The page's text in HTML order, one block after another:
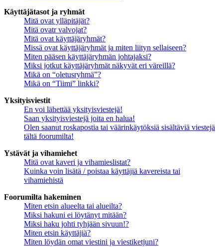
Käyttäjätasot ja ryhmät
Mitä ovat ylläpitäjät?
Mitä ovatr valvojat?
Mitä ovat käyttäjäryhmät?
Missä ovat käyttäjäryhmät ja miten liityn sellaiseen?
Miten pääsen käyttäjäryhmän johtajaksi?
Miksi jotkut käyttäjäryhmät näkyvät eri väreillä?
Mikä on “oletusryhmä”?
Mikä on “Tiimi” linkki?
Yksityisviestit
En voi lähettää yksityisviestejä!
Saan yksityisviestejä joita en halua!
Olen saanut roskapostia tai väärinkäytöksiä sisältäviä viestejä
tältä foorumilta!
Ystävät ja vihamiehet
Mitä ovat kaveri ja vihamieslistat?
Kuinka voin lisätä / poistaa käyttäjiä kavereista tai
vihamiehistä
Foorumilta hakeminen
Miten etsin alueelta tai alueilta?
Miksi hakuni ei löytänyt mitään?
Miksi haku johti tyhjään sivuun!?
Miten etsin käyttäjiä?
Miten löydän omat viestini ja viestiketjuni?